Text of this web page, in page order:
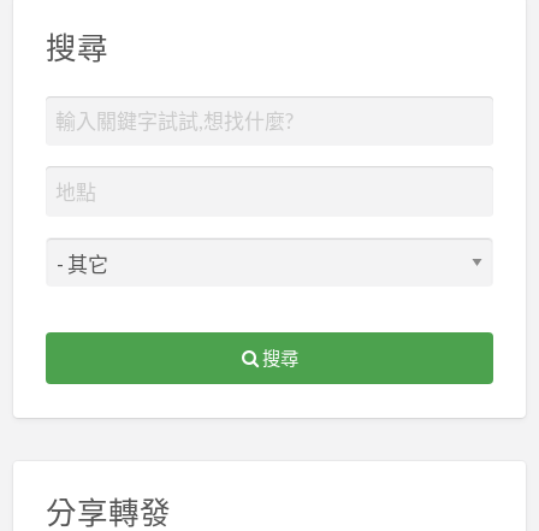
搜尋
搜尋
分享轉發